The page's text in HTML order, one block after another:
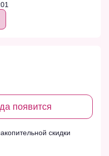
появится
скидки